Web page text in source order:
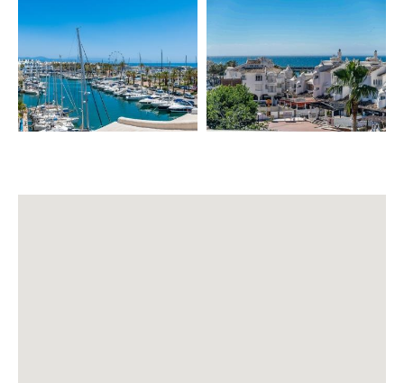
🧽 SERVICIOS INCLUIDOS
• Limpieza final 🧹
⭐ SERVICIOS EXTRA (coste adicional)